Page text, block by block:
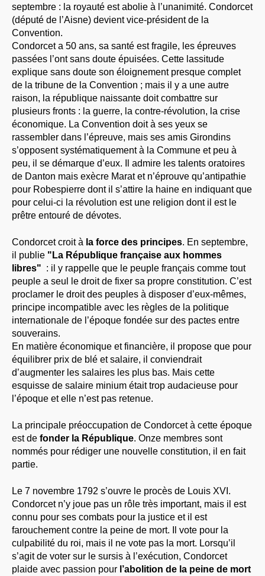
septembre : la royauté est abolie à l’unanimité. Condorcet
(député de l’Aisne) devient vice-président de la
Convention.
Condorcet a 50 ans, sa santé est fragile, les épreuves
passées l’ont sans doute épuisées. Cette lassitude
explique sans doute son éloignement presque complet
de la tribune de la Convention ; mais il y a une autre
raison, la république naissante doit combattre sur
plusieurs fronts : la guerre, la contre-révolution, la crise
économique. La Convention doit à ses yeux se
rassembler dans l’épreuve, mais ses amis Girondins
s’opposent systématiquement à la Commune et peu à
peu, il se démarque d’eux. Il admire les talents oratoires
de Danton mais exècre Marat et n’éprouve qu’antipathie
pour Robespierre dont il s’attire la haine en indiquant que
pour celui-ci la révolution est une religion dont il est le
prêtre entouré de dévotes.
Condorcet croit à la force des principes. En septembre,
il publie "La République française aux hommes
libres" : il y rappelle que le peuple français comme tout
peuple a seul le droit de fixer sa propre constitution. C’est
proclamer le droit des peuples à disposer d’eux-mêmes,
principe incompatible avec les règles de la politique
internationale de l’époque fondée sur des pactes entre
souverains.
En matière économique et financière, il propose que pour
équilibrer prix de blé et salaire, il conviendrait
d’augmenter les salaires les plus bas. Mais cette
esquisse de salaire minium était trop audacieuse pour
l’époque et elle n’est pas retenue.
La principale préoccupation de Condorcet à cette époque
est de fonder la République. Onze membres sont
nommés pour rédiger une nouvelle constitution, il en fait
partie.
Le 7 novembre 1792 s’ouvre le procès de Louis XVI.
Condorcet n’y joue pas un rôle très important, mais il est
connu pour ses combats pour la justice et il est
farouchement contre la peine de mort. Il vote pour la
culpabilité du roi, mais il ne vote pas la mort. Lorsqu’il
s’agit de voter sur le sursis à l’exécution, Condorcet
plaide avec passion pour l’abolition de la peine de mort